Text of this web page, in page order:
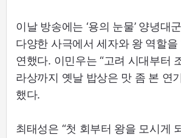
이날 방송에는 ‘용의 눈물’ 양녕대
다양한 사극에서 세자와 왕 역할
연했다. 이민우는 “고려 시대부터
라상까지 옛날 밥상은 맛 좀 본 연
했다.
최태성은 “첫 회부터 왕을 모시게